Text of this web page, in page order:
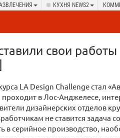
КУХНЯ NEWS2
свои
LA Design Challenge стал
в Лос-Анджелесе,
дизайнерских отделов
не ставится задача
в серийное производство,